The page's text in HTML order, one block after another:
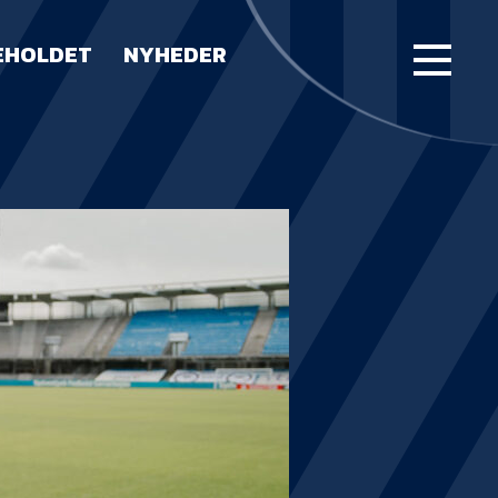
NYHEDER FORSIDE
BILLETTER
HERREHOLDET
WATER ARENA